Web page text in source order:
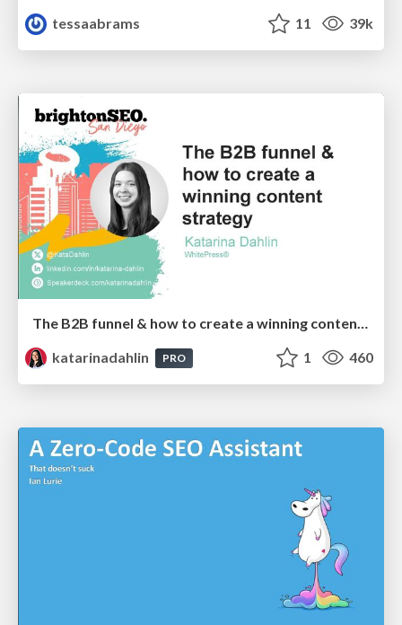
tessaabrams
11 39k
The B2B funnel & how to create a winning content strategy
katarinadahlin
PRO 1 460